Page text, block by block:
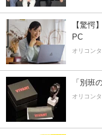
【驚愕
PC
オリコン
「別班
オリコン